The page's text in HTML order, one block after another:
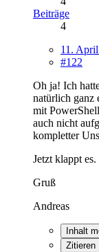
Beiträge
4
11.
#122
Oh ja! Ich
natürlich ganz
mit
auch nicht
kompletter
Jetzt klappt
Gruß
Andreas
Inhalt
Zitieren